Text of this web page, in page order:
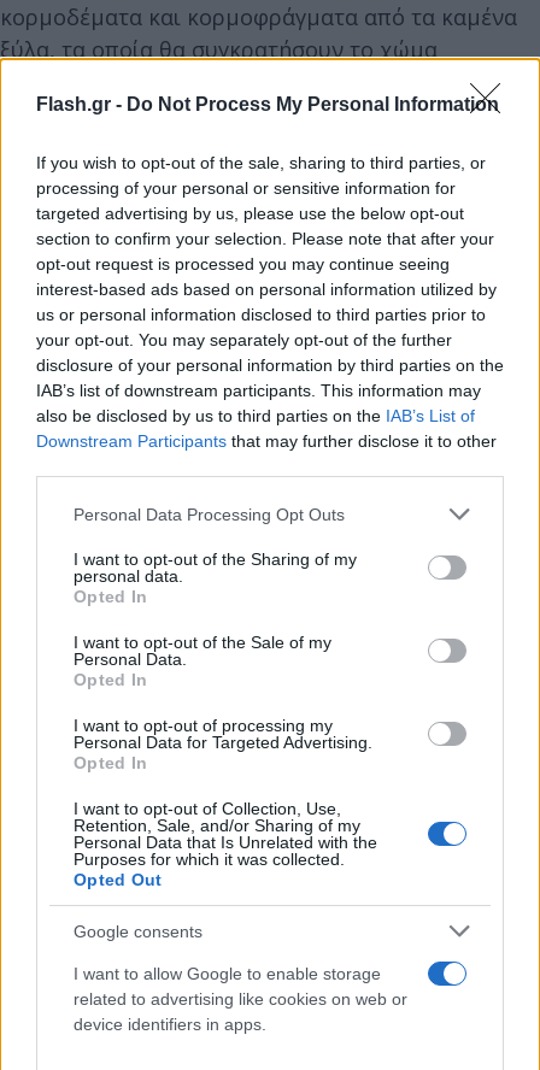
Flash.gr - Do Not Process My Personal Information
If you wish to opt-out of the sale, sharing to third parties, or
processing of your personal or sensitive information for
targeted advertising by us, please use the below opt-out
section to confirm your selection. Please note that after your
opt-out request is processed you may continue seeing
interest-based ads based on personal information utilized by
us or personal information disclosed to third parties prior to
your opt-out. You may separately opt-out of the further
disclosure of your personal information by third parties on the
IAB’s list of downstream participants. This information may
also be disclosed by us to third parties on the IAB’s List of
Downstream Participants that may further disclose it to other
Please note that this website/app uses one or more Google
not limited to your visit or usage behaviour. You may click to
grant or deny consent to Google and its third-party tags to
use your data for below specified purposes in below Google
consent section.
Personal Data Processing Opt Outs
I want to opt-out of the Sharing of my
personal data.
Opted In
I want to opt-out of the Sale of my
Personal Data.
Opted In
I want to opt-out of processing my
Personal Data for Targeted Advertising.
Opted In
I want to opt-out of Collection, Use,
Retention, Sale, and/or Sharing of my
Personal Data that Is Unrelated with the
Purposes for which it was collected.
Opted Out
Google consents
I want to allow Google to enable storage
related to advertising like cookies on web or
device identifiers in apps.
κορμοδέματα και κορμοφράγματα από τα καμένα
ξύλα, τα οποία θα συγκρατήσουν το χώμα
αποτρέποντας το ξέπλυμα των κώνων και των
σπόρων που θ’ ανοίξουν σε δύο-τρεις μήνες
επιλογή των αρπακτικών για τη δημιουργία φωλιάς,
καθώς επιλέγουν τα υπέργηρα-ώριμα. Το γεγονός
αυτό (φωλιές σε ώριμα δέντρα) διαφοροποιεί
επίσης τη διαχείριση του συγκεκριμένου δάσους
από τα άλλα στα οποία τα μεγαλύτερης ηλικίας
δέντρα είναι εκείνα που υλοτομούνται».
Η αποτίμηση δεν γίνεται δια γυμνού οφθαλμού
Δηλώνει ότι «η αποτίμηση του μεγέθους της
περιβαλλοντικής ζημιάς δεν γίνεται δια γυμνού
οφθαλμού και δεν μπορεί να είναι άμεσα ακριβής.
Ο χαρακτηρισμός δέντρων ως νεκρά και προς
υλοτόμηση είναι ασφαλής αφού παρέλθει ένα
διάστημα μηνών, ενώ σε ό,τι αφορά στις συνέπειες
για τα αρπακτικά, ασφαλή στοιχεία θα προκύψουν
επικρατειών που θα πραγματοποιήσει η Μονάδα
Διαχείρισης του Εθνικού Πάρκου.
«Αναμένουμε να δούμε στο δάσος έντονη
αναγέννηση σε σύντομο χρονικό διάστημα. Αυτή
είναι η φυσική εξέλιξη μετά από μία πυρκαγιά και
σε διάστημα ενός έτους θα υπάρχει καταπράσινη
βλάστηση. Είναι σημαντικό ότι σώθηκαν οι φωλιές
του Μαυρόγυπα, επίσης έχουν μείνει μεγάλες
άκαυτες εκτάσεις στις οποίες μπορούν να